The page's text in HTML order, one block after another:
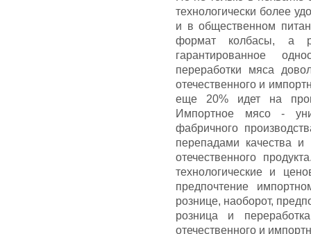
технологически более
и в общественном
формат колбасы, а
гарантированное
переработки мяса
отечественного и
еще 20% идет на
Импортное мясо -
фабричного
перепадами качества
отечественного
технологические и
предпочтение
рознице, наоборот,
розница и
отечественного и